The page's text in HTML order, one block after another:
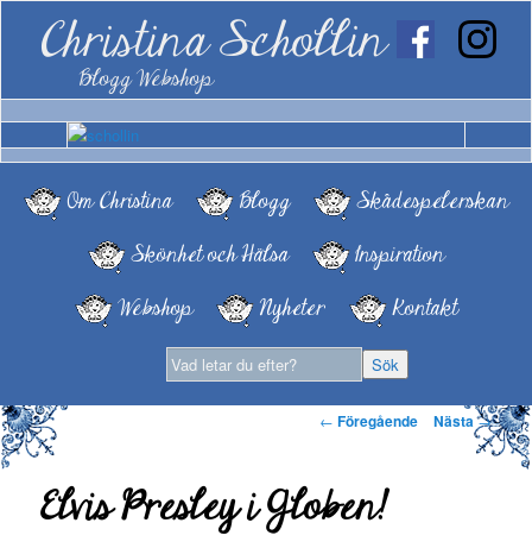
Christina Schollin
Blogg Webshop
Om Christina Blogg
Skådespelerskan
Skönhet och Hälsa
Inspiration
Webshop
Nyheter Kontakt
Inläggsnavigering
← Föregående Nästa→
Elvis Presley i Globen!